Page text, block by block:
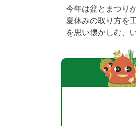
今年は盆とまつり
夏休みの取り方を
を思い懐かしむ、